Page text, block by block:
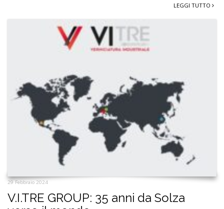
LEGGI TUTTO
29 Febbraio 2024
V.I.TRE GROUP: 35 anni da Solza